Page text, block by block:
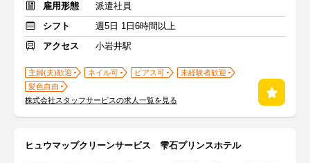
雇用形態
派遣社員
シフト
週5日 1日6時間以上
アクセス
小岩井駅
主婦(夫)歓迎 ネイル可 ピアス可
未経験者歓迎
髪色自由
株式会社スタッフサービスの求人一覧を見る
ヒュウマップクリーンサービス 雫石プリンスホテル